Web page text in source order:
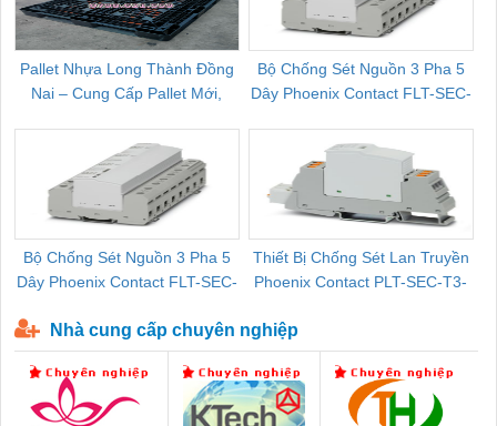
Pallet Nhựa Long Thành Đồng
Nai – Cung Cấp Pallet Mới,
Bộ Chống Sét Nguồn 3 Pha 5
Dây Phoenix Contact FLT-SEC-
Bộ Chống Sét Nguồn 3 Pha 5
Dây Phoenix Contact FLT-SEC-
Thiết Bị Chống Sét Lan Truyền
Phoenix Contact PLT-SEC-T3-
Nhà cung cấp chuyên nghiệp